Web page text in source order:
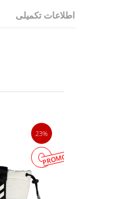
اطلاعات تکمیلی
23%
PROMOTION